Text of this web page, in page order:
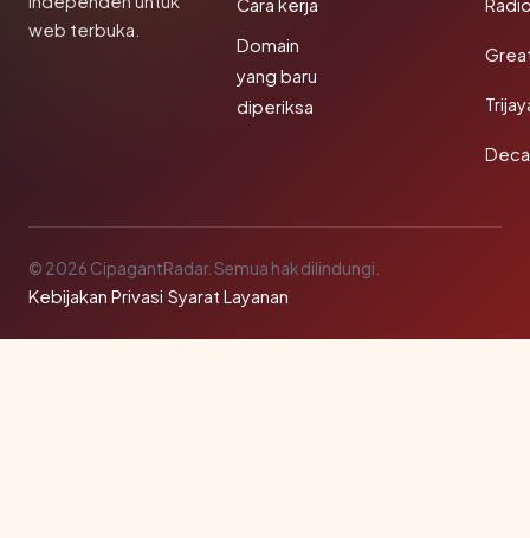
web terbuka.
Cara kerja
Domain
yang baru
diperiksa
© 2026 CipagantRadar. Semua hak dilindungi.
Kebijakan Privasi·Syarat Layanan